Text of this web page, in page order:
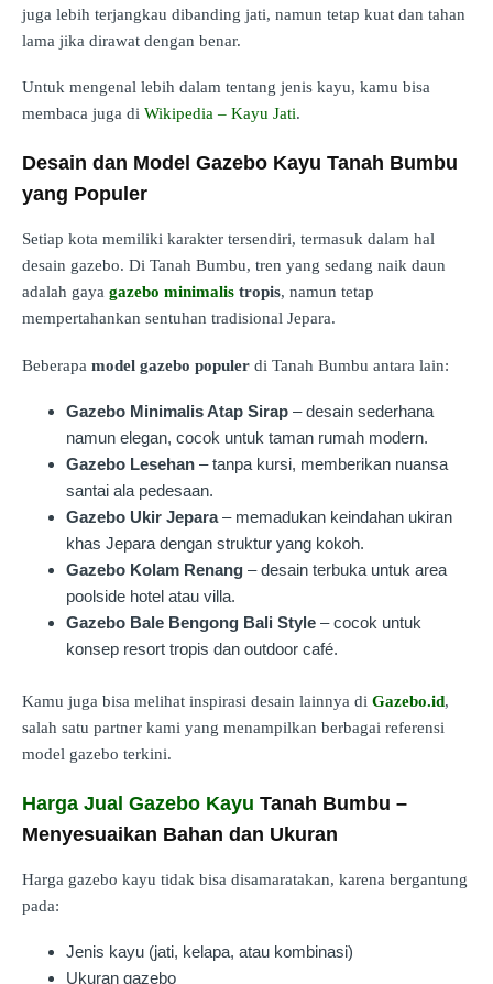
juga lebih terjangkau dibanding jati, namun tetap kuat dan tahan
lama jika dirawat dengan benar.
Untuk mengenal lebih dalam tentang jenis kayu, kamu bisa
membaca juga di Wikipedia – Kayu Jati.
Desain dan Model Gazebo Kayu Tanah Bumbu
yang Populer
Setiap kota memiliki karakter tersendiri, termasuk dalam hal
desain gazebo. Di Tanah Bumbu, tren yang sedang naik daun
adalah gaya gazebo minimalis tropis, namun tetap
mempertahankan sentuhan tradisional Jepara.
Beberapa model gazebo populer di Tanah Bumbu antara lain:
Gazebo Minimalis Atap Sirap – desain sederhana
namun elegan, cocok untuk taman rumah modern.
Gazebo Lesehan – tanpa kursi, memberikan nuansa
santai ala pedesaan.
Gazebo Ukir Jepara– memadukan keindahan ukiran
khas Jepara dengan struktur yang kokoh.
Gazebo Kolam Renang – desain terbuka untuk area
poolside hotel atau villa.
Gazebo Bale Bengong Bali Style – cocok untuk
konsep resort tropis dan outdoor café.
Kamu juga bisa melihat inspirasi desain lainnya di Gazebo.id,
salah satu partner kami yang menampilkan berbagai referensi
model gazebo terkini.
Harga Jual Gazebo Kayu Tanah Bumbu –
Menyesuaikan Bahan dan Ukuran
Harga gazebo kayu tidak bisa disamaratakan, karena bergantung
pada:
Jenis kayu (jati, kelapa, atau kombinasi)
Ukuran gazebo